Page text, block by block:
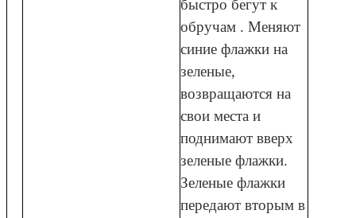
быстро бегут к
обручам . Меняют
синие флажки на
зеленые,
возвращаются на
свои места и
поднимают вверх
зеленые флажки.
Зеленые флажки
передают вторым в